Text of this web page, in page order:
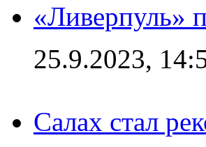
«Ливерпуль»
25.9.2023,
Салах стал